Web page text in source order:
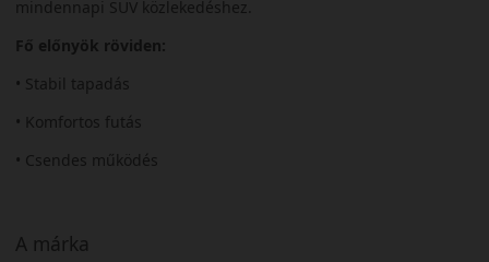
mindennapi SUV közlekedéshez.
Fő előnyök röviden:
• Stabil tapadás
• Komfortos futás
• Csendes működés
A márka